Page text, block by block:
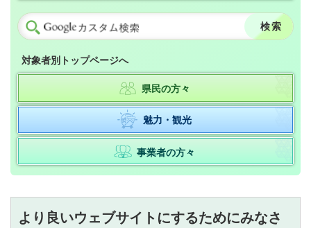
対象者別トップページへ
県民の方々
魅力・観光
事業者の方々
より良いウェブサイトにするためにみなさ